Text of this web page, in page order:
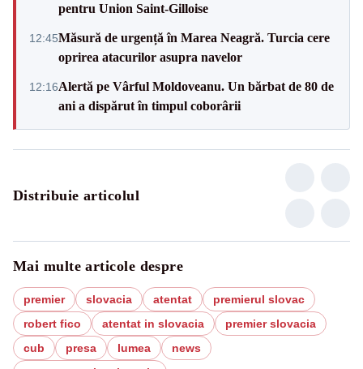
pentru Union Saint-Gilloise
12:45Măsură de urgență în Marea Neagră. Turcia cere
oprirea atacurilor asupra navelor
12:16Alertă pe Vârful Moldoveanu. Un bărbat de 80 de
ani a dispărut în timpul coborârii
Distribuie articolul
Mai multe articole despre
premier slovacia atentat
premierul slovac
robert fico
atentat in slovacia
premier slovacia
cub
presa lumea
news